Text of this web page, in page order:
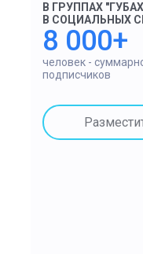
В ГРУППАХ
В СОЦИАЛЬНЫХ
8 000+
человек -
подписчиков